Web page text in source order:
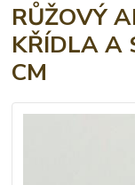
RŮŽOVÝ
KŘÍDLA A
CM